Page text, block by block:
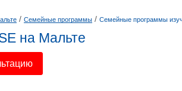
/ Семейные программы / Семейные программы
на Мальте